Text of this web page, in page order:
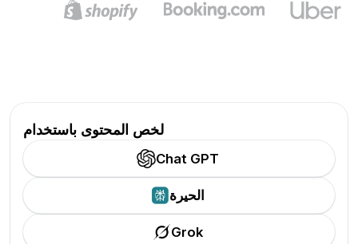
لخص المحتوى باستخدام
Chat GPT
الحيرة
Grok